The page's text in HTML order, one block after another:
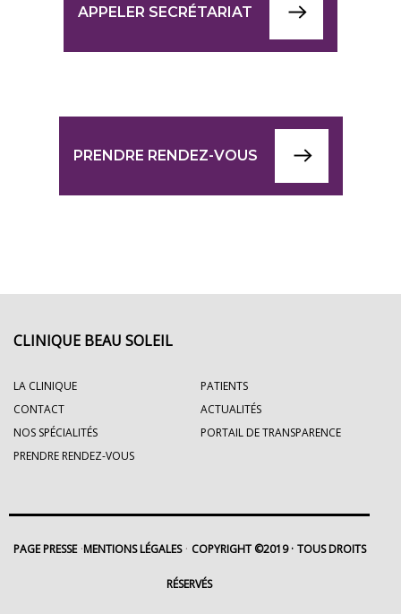
APPELER SECRÉTARIAT
PRENDRE RENDEZ-VOUS
CLINIQUE BEAU SOLEIL
LA CLINIQUE
PATIENTS
CONTACT
ACTUALITÉS
NOS SPÉCIALITÉS
PORTAIL DE TRANSPARENCE
PRENDRE RENDEZ-VOUS
PAGE PRESSE MENTIONS LÉGALES COPYRIGHT ©2019 TOUS DROITS
RÉSERVÉS